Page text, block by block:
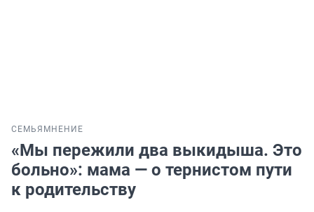
СЕМЬЯ МНЕНИЕ
«Мы пережили два выкидыша. Это
больно»: мама — о тернистом пути
к родительству